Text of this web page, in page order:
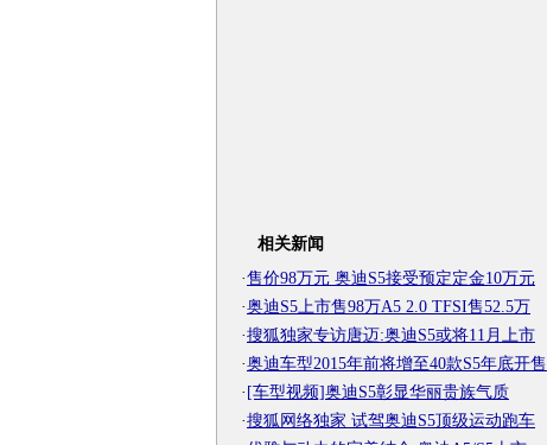
相关新闻
·售价98万元 奥迪S5接受预定定金10万元
·奥迪S5上市售98万A5 2.0 TFSI售52.5万
·搜狐独家专访唐迈:奥迪S5或将11月上市
·奥迪车型2015年前将增至40款S5年底开售
· [车型视频]奥迪S5彰显华丽贵族气质
·搜狐网络独家 试驾奥迪S5顶级运动跑车